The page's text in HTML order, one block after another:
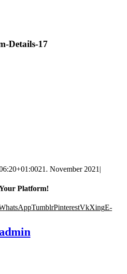
Details-17
21. November 2021|
Platform!
TumblrPinterestVkXingE-